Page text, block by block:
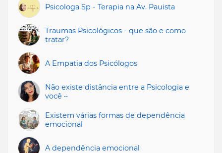
Psicologa Sp - Terapia na Av. Pauista
Traumas Psicológicos - que são e como
tratar?
A Empatia dos Psicólogos
Não existe distância entre a Psicologia e
você ••
Existem várias formas de dependência
emocional
A dependência emocional